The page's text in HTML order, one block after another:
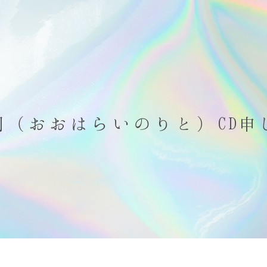
（おおはらいのりと）CD申